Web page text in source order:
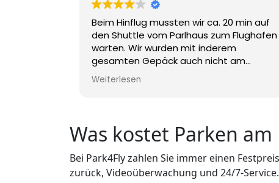
Beim Hinflug mussten wir ca. 20 min auf
den Shuttle vom Parlhaus zum Flughafen
warten. Wir wurden mit inderem
gesamten Gepäck auch nicht am
Terminal raus gelassen, sondern auf
einem Parkplatz etwa 200 m entfernt.
dem Parkplatz, etwa 50 m von der
Ankunftshalle entfernt. Im Großen und
finde ich den Preis mit € 154,- zu hoch.
Weiterlesen
Was kostet Parken
Bei Park4Fly zahlen Sie immer einen
zurück, Videoüberwachung und 24/7-